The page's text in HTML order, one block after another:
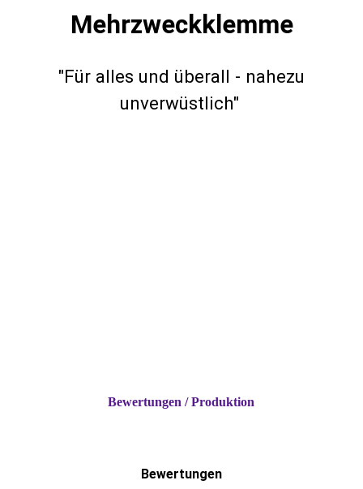
Mehrzweckklemme
"Für alles und überall - nahezu
unverwüstlich"
Bewertungen / Produktion
Bewertungen